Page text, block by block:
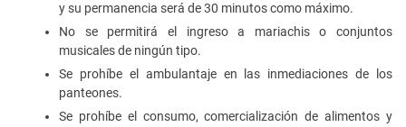
y su permanencia será de 30 minutos como máximo.
No se permitirá el ingreso a mariachis o conjuntos
musicales de ningún tipo.
Se prohíbe el ambulantaje en las inmediaciones de los
panteones.
Se prohíbe el consumo, comercialización de alimentos y